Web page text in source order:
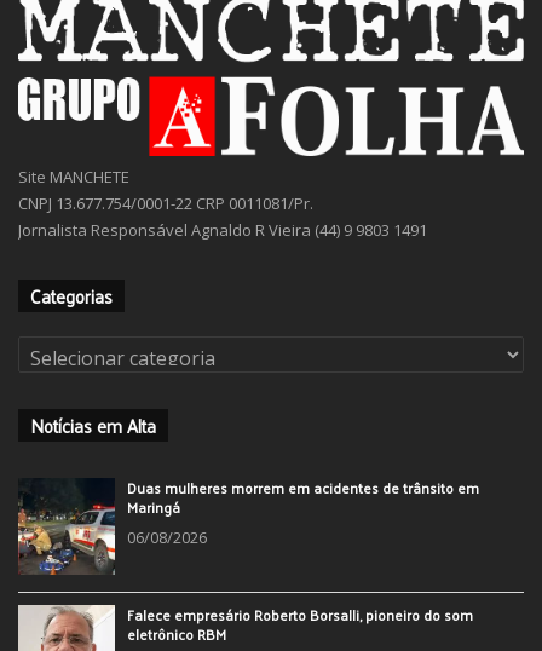
Site MANCHETE
CNPJ 13.677.754/0001-22 CRP 0011081/Pr.
Jornalista Responsável Agnaldo R Vieira (44) 9 9803 1491
Categorias
Categorias
Notícias em Alta
Duas mulheres morrem em acidentes de trânsito em
Maringá
06/08/2026
Falece empresário Roberto Borsalli, pioneiro do som
eletrônico RBM